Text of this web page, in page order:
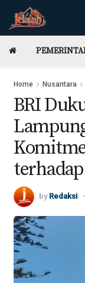
Home Nusantara
BRI
by Redaksi